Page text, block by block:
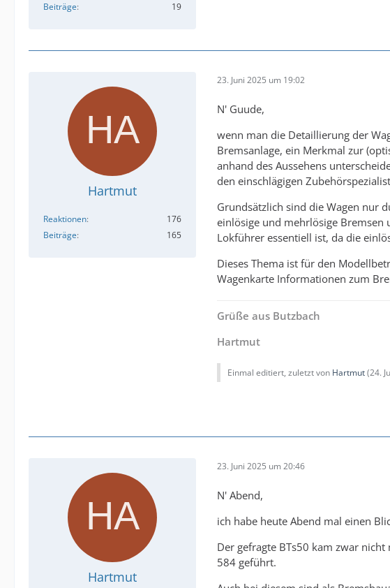
Beiträge
19
Hartmut
Reaktionen
176
Beiträge
165
23. Juni 2025 um 19:02
N' Guude,
wenn man die Detaillierung der
Bremsanlage, ein Merkmal zur
anhand des Aussehens
den einschlägigen
Grundsätzlich sind die Wagen nur
einlösige und mehrlösige Bremsen
Lokführer essentiell ist, da die
Dieses Thema ist für den
Wagenkarte Informationen zum
Grüße aus Butzbach
Hartmut
Einmal editiert, zuletzt von Hartmut(24.
Hartmut
23. Juni 2025 um 20:46
N' Abend,
ich habe heute Abend mal einen
Der gefragte BTs50 kam zwar
584 geführt.